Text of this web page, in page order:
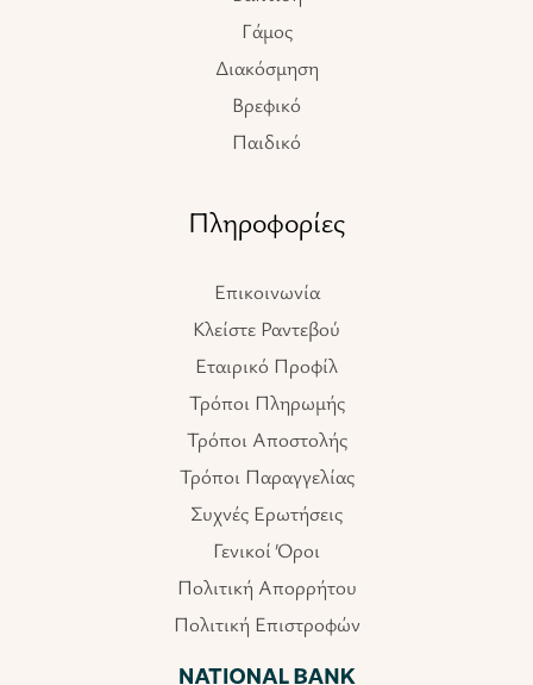
Γάμος
Διακόσμηση
Βρεφικό
Παιδικό
Πληροφορίες
Επικοινωνία
Κλείστε Ραντεβού
Εταιρικό Προφίλ
Τρόποι Πληρωμής
Τρόποι Αποστολής
Τρόποι Παραγγελίας
Συχνές Ερωτήσεις
Γενικοί Όροι
Πολιτική Απορρήτου
Πολιτική Επιστροφών